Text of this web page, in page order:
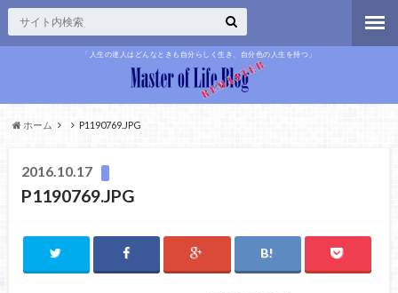
「人生の達人はどんなときも自分らしく生き、自分色の人生を持つ」
ホーム P1190769.JPG
2016.10.17
P1190769.JPG